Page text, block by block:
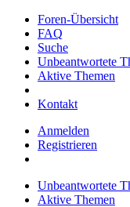
Foren-Übersicht
FAQ
Suche
Unbeantwortete
Aktive Themen
Kontakt
Anmelden
Registrieren
Unbeantwortete
Aktive Themen